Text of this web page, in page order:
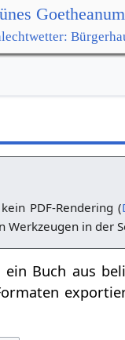
PDF-Rendering (
Werkzeugen in der
ein Buch aus